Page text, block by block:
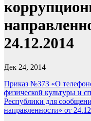
24.12.2014
Дек 24, 2014
Приказ №373 «О
физической культуры и
Республики для
направленности» от